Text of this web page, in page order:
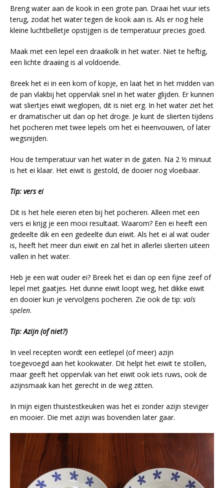
Breng water aan de kook in een grote pan. Draai het vuur iets
terug, zodat het water tegen de kook aan is. Als er nog hele
kleine luchtbelletje opstijgen is de temperatuur precies goed.
Maak met een lepel een draaikolk in het water. Niet te heftig,
een lichte draaiing is al voldoende.
Breek het ei in een kom of kopje, en laat het in het midden van
de pan vlakbij het oppervlak snel in het water glijden. Er kunnen
wat sliertjes eiwit weglopen, dit is niet erg. In het water ziet het
er dramatischer uit dan op het droge. Je kunt de slierten tijdens
het pocheren met twee lepels om het ei heenvouwen, of later
wegsnijden.
Hou de temperatuur van het water in de gaten. Na 2 ½ minuut
is het ei klaar. Het eiwit is gestold, de dooier nog vloeibaar.
Tip: vers ei
Dit is het hele eieren eten bij het pocheren. Alleen met een
vers ei krijg je een mooi resultaat. Waarom? Een ei heeft een
gedeelte dik en een gedeelte dun eiwit. Als het ei al wat ouder
is, heeft het meer dun eiwit en zal het in allerlei slierten uiteen
vallen in het water.
Heb je een wat ouder ei? Breek het ei dan op een fijne zeef of
lepel met gaatjes. Het dunne eiwit loopt weg, het dikke eiwit
en dooier kun je vervolgens pocheren. Zie ook de tip: vals
spelen.
Tip: Azijn (of niet?)
In veel recepten wordt een eetlepel (of meer) azijn
toegevoegd aan het kookwater. Dit helpt het eiwit te stollen,
maar geeft het oppervlak van het eiwit ook iets ruws, ook de
azijnsmaak kan het gerecht in de weg zitten.
In mijn eigen thuistestkeuken was het ei zonder azijn steviger
en mooier. Die met azijn was bovendien later gaar.